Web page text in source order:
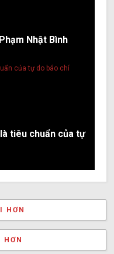
Nhật Bình
tiêu chuẩn của tự
HƠN